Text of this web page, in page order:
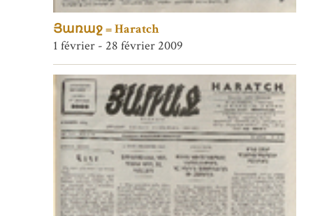
Յառաջ = Haratch
1 février - 28 février 2009